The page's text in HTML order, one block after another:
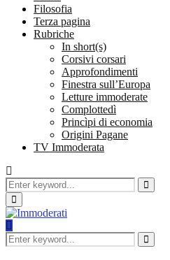
Filosofia
Terza pagina
Rubriche
In short(s)
Corsivi corsari
Approfondimenti
Finestra sull’Europa
Letture immoderate
Complottedì
Princìpi di economia
Origini Pagane
TV Immoderata
Search
for:
Search
Primary
Menu
Search
for:
Search